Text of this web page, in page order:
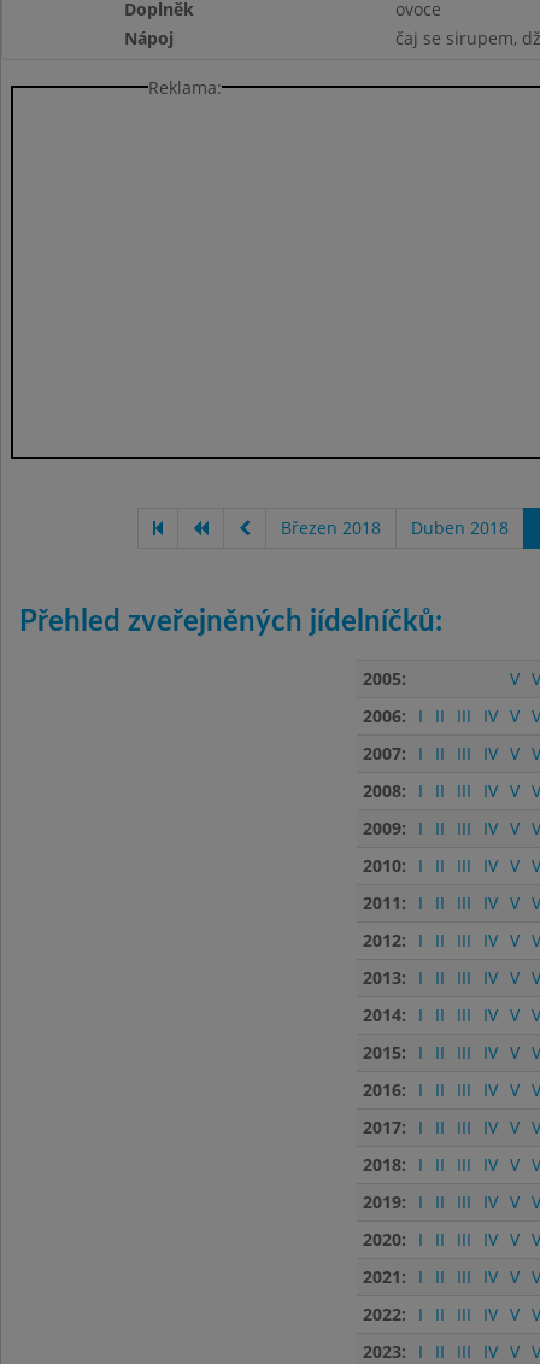
Doplněk
ovoce
Nápoj
čaj se sirupem,
Reklama:
Březen 2018 Duben 2018
Přehled zveřejněných jídelníčků:
2005: V
2006:
I II III IV V
2007:
I II III IV V
2008:
I II III IV V
2009:
I II III IV V
2010:
I II III IV V
2011:
I II III IV V
2012:
I II III IV V
2013:
I II III IV V
2014:
I II III IV V
2015:
I II III IV V
2016:
I II III IV V
2017:
I II III IV V
2018:
I II III IV V
2019:
I II III IV V
2020:
I II III IV V
2021:
I II III IV V
2022:
I II III IV V
2023:
I II III IV V